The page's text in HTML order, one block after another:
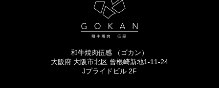
和牛焼肉伍感 （ゴカン）
大阪府 大阪市北区 曾根崎新地1-11-24
Jプライドビル 2F